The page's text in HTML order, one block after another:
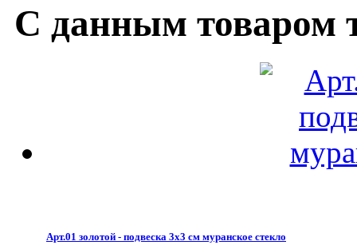
С данным товаром
Арт.01 золотой - подвеска 3x3 см муранское стекло